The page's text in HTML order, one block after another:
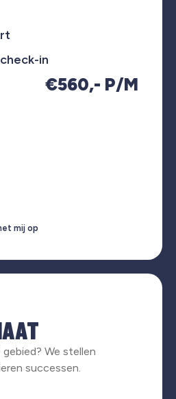
in
€560,- P/M
mij op
We stellen
successen.